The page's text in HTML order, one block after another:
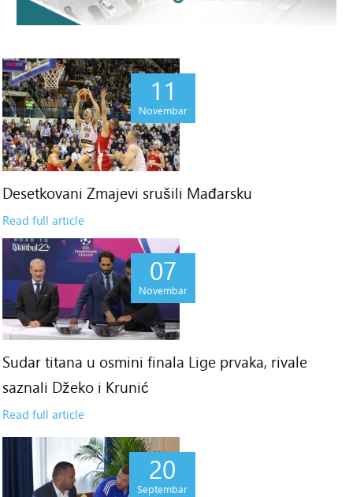
11
Novembar
Desetkovani Zmajevi srušili Mađarsku
Read full article
07
Novembar
Sudar titana u osmini finala Lige prvaka, rivale
saznali Džeko i Krunić
Read full article
20
Septembar